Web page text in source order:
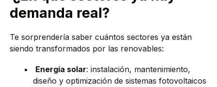
demanda real?
Te sorprendería saber cuántos sectores ya están
siendo transformados por las renovables:
Energía solar: instalación, mantenimiento,
diseño y optimización de sistemas fotovoltaicos